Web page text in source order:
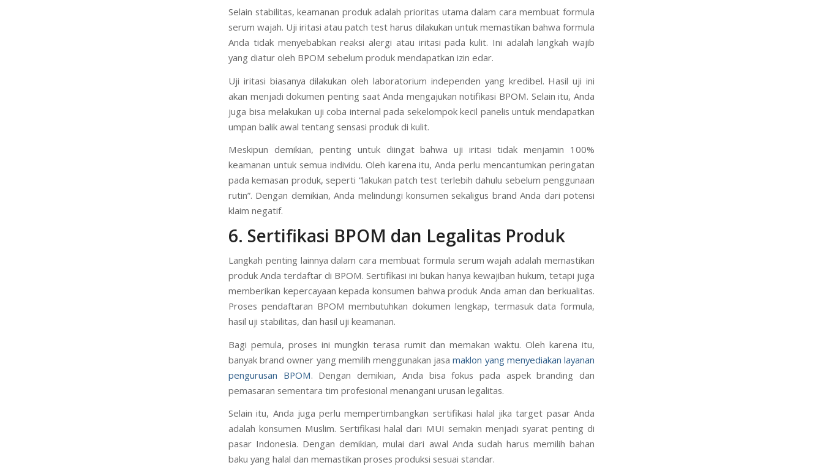
Selain stabilitas, keamanan produk adalah prioritas utama dalam cara membuat formula
serum wajah. Uji iritasi atau patch test harus dilakukan untuk memastikan bahwa formula
Anda tidak menyebabkan reaksi alergi atau iritasi pada kulit. Ini adalah langkah wajib
yang diatur oleh BPOM sebelum produk mendapatkan izin edar.
Uji iritasi biasanya dilakukan oleh laboratorium independen yang kredibel. Hasil uji ini
akan menjadi dokumen penting saat Anda mengajukan notifikasi BPOM. Selain itu, Anda
juga bisa melakukan uji coba internal pada sekelompok kecil panelis untuk mendapatkan
umpan balik awal tentang sensasi produk di kulit.
Meskipun demikian, penting untuk diingat bahwa uji iritasi tidak menjamin 100%
keamanan untuk semua individu. Oleh karena itu, Anda perlu mencantumkan peringatan
pada kemasan produk, seperti “lakukan patch test terlebih dahulu sebelum penggunaan
rutin”. Dengan demikian, Anda melindungi konsumen sekaligus brand Anda dari potensi
klaim negatif.
6. Sertifikasi BPOM dan Legalitas Produk
Langkah penting lainnya dalam cara membuat formula serum wajah adalah memastikan
produk Anda terdaftar di BPOM. Sertifikasi ini bukan hanya kewajiban hukum, tetapi juga
memberikan kepercayaan kepada konsumen bahwa produk Anda aman dan berkualitas.
Proses pendaftaran BPOM membutuhkan dokumen lengkap, termasuk data formula,
hasil uji stabilitas, dan hasil uji keamanan.
Bagi pemula, proses ini mungkin terasa rumit dan memakan waktu. Oleh karena itu,
banyak brand owner yang memilih menggunakan jasamaklon yang menyediakan layanan
pengurusan BPOM. Dengan demikian, Anda bisa fokus pada aspek branding dan
pemasaran sementara tim profesional menangani urusan legalitas.
Selain itu, Anda juga perlu mempertimbangkan sertifikasi halal jika target pasar Anda
adalah konsumen Muslim. Sertifikasi halal dari MUI semakin menjadi syarat penting di
pasar Indonesia. Dengan demikian, mulai dari awal Anda sudah harus memilih bahan
baku yang halal dan memastikan proses produksi sesuai standar.